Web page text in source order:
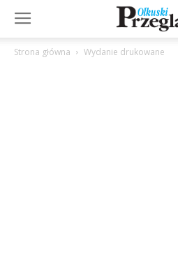
Strona główna Wydanie drukowane